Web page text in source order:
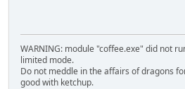
WARNING: module "coffee.exe" did not
limited mode.
Do not meddle in the affairs of dragons
good with ketchup.